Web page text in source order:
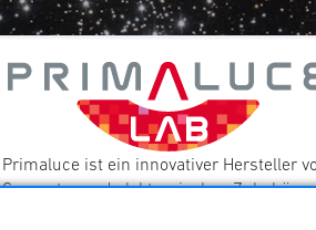
Primaluce ist ein innovativer Hersteller
Computer und elektronisches Zubehör.